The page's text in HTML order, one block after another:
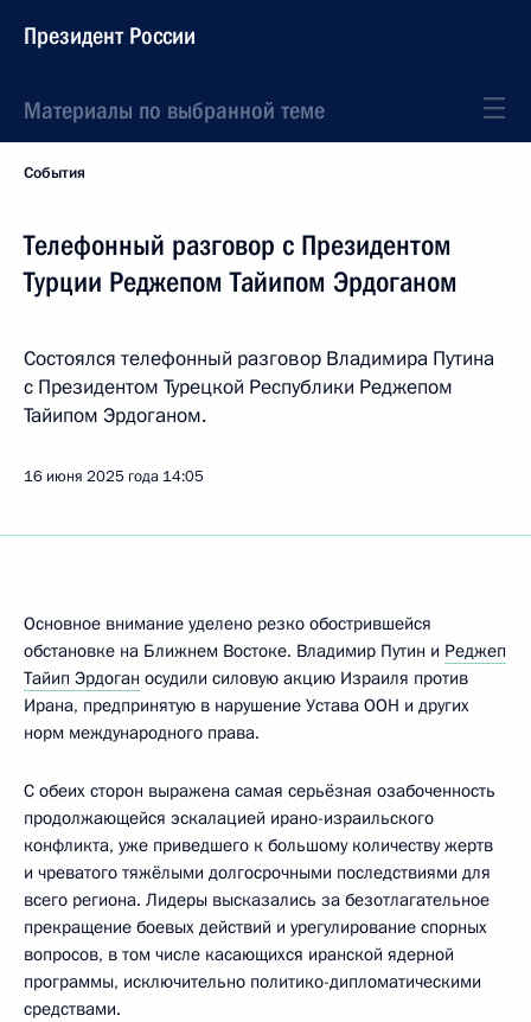
Президент России
Материалы по выбранной теме
События
Телефонный разговор с Президентом
Турции Реджепом Тайипом Эрдоганом
Состоялся телефонный разговор Владимира Путина
с Президентом Турецкой Республики Реджепом
Тайипом Эрдоганом.
16 июня 2025 года 14:05
Основное внимание уделено резко обострившейся
обстановке на Ближнем Востоке. Владимир Путин и Реджеп
Тайип Эрдоган осудили силовую акцию Израиля против
Ирана, предпринятую в нарушение Устава ООН и других
норм международного права.
С обеих сторон выражена самая серьёзная озабоченность
продолжающейся эскалацией ирано-израильского
конфликта, уже приведшего к большому количеству жертв
и чреватого тяжёлыми долгосрочными последствиями для
всего региона. Лидеры высказались за безотлагательное
прекращение боевых действий и урегулирование спорных
вопросов, в том числе касающихся иранской ядерной
программы, исключительно политико-дипломатическими
средствами.